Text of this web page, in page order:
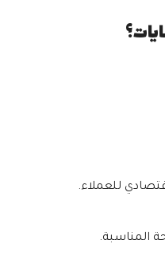
للعملاء.
المناسبة.